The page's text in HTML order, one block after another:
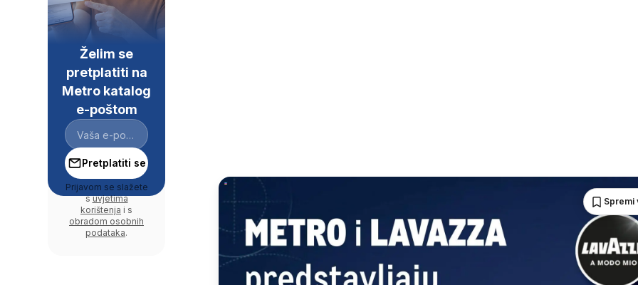
Spremi
Želim se
pretplatiti na
Metro katalog
e-poštom
Pretplatiti se
Prijavom se slažete
suvjetima
korištenja i s
obradom osobnih
podataka.